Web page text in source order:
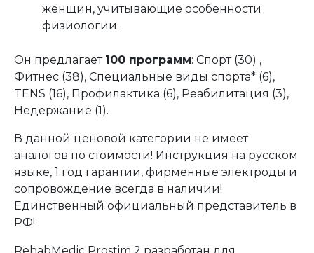
женщин, учитывающие особенности
физиологии.
Он предлагает 100 программ: Спорт (30) ,
Фитнес (38), Специальные виды спорта* (6),
TENS (16), Профилактика (6), Реабилитация (3),
Недержание (1).
В данной ценовой категории не имеет
аналогов по стоимости! Инструкция на русском
языке, 1 год гарантии, фирменные электроды и
сопровождение всегда в наличии!
Единственный официальный представитель в
РФ!